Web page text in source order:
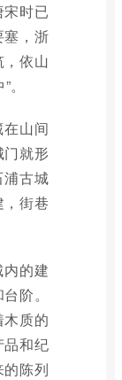
时已
塞，浙
依山
山间
就形
浦古城
街巷
的建
阶。
质的
品和纪
陈列